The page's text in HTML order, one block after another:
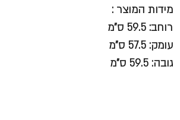
מידות המוצר :
רוחב: 59.5 ס"מ
עומק: 57.5 ס"מ
גובה: 59.5 ס"מ